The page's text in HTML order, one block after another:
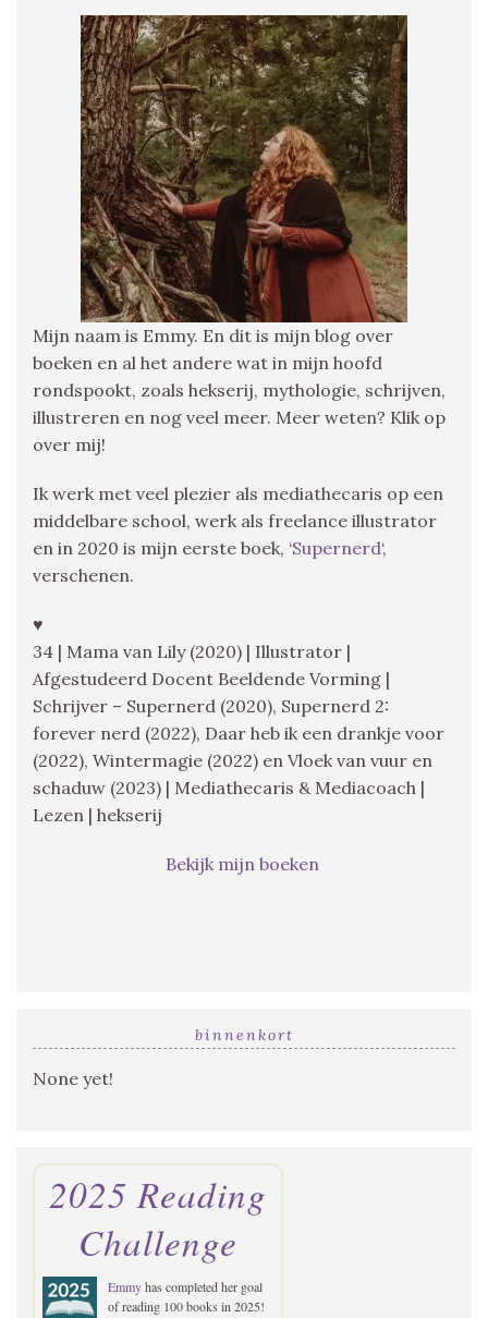
Mijn naam is Emmy. En dit is mijn blog over
boeken en al het andere wat in mijn hoofd
rondspookt, zoals hekserij, mythologie, schrijven,
illustreren en nog veel meer. Meer weten? Klik op
over mij!
Ik werk met veel plezier als mediathecaris op een
middelbare school, werk als freelance illustrator
en in 2020 is mijn eerste boek, ‘Supernerd‘,
verschenen.
♥
34 | Mama van Lily (2020) | Illustrator |
Afgestudeerd Docent Beeldende Vorming |
Schrijver – Supernerd (2020), Supernerd 2:
forever nerd (2022), Daar heb ik een drankje voor
(2022), Wintermagie (2022) en Vloek van vuur en
schaduw (2023) | Mediathecaris & Mediacoach |
Lezen | hekserij
Bekijk mijn boeken
binnenkort
None yet!
2025 Reading
Challenge
Emmyhas completed her goal
of reading 100 books in 2025!